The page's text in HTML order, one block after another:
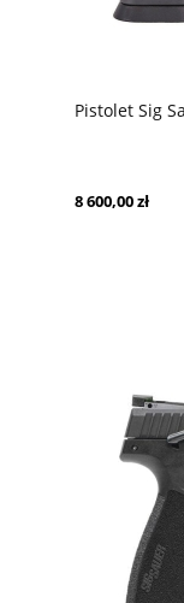
Pistolet Sig
8 600,00 zł